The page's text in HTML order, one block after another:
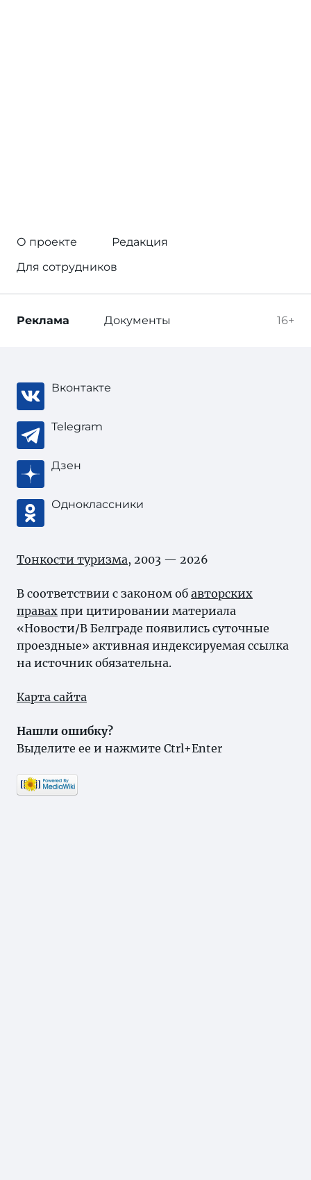
О проекте
Редакция
Для сотрудников
16+
Реклама Документы
Вконтакте
Telegram
Дзен
Одноклассники
Тонкости туризма, 2003 — 2026
В соответствии с законом об авторских
правах при цитировании материала
«Новости/В Белграде появились суточные
проездные» активная индексируемая ссылка
на источник обязательна.
Карта сайта
Нашли ошибку?
Выделите ее и нажмите Ctrl+Enter